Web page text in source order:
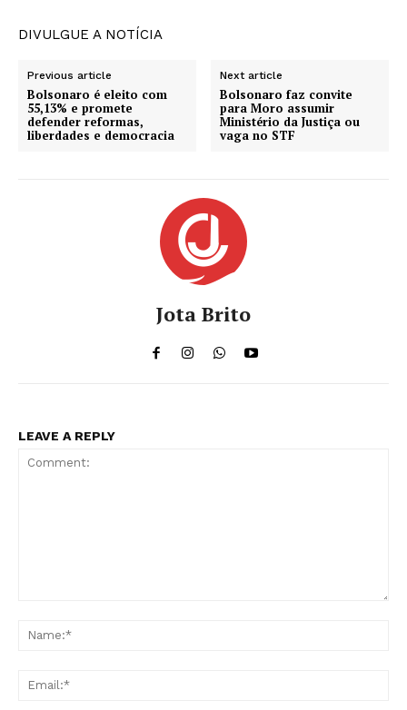
DIVULGUE A NOTÍCIA
Previous article
Bolsonaro é eleito com
55,13% e promete
defender reformas,
liberdades e democracia
Next article
Bolsonaro faz convite
para Moro assumir
Ministério da Justiça ou
vaga no STF
Jota Brito
LEAVE A REPLY